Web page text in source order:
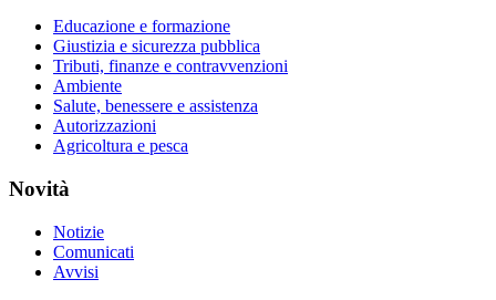
Educazione e formazione
Giustizia e sicurezza pubblica
Tributi, finanze e contravvenzioni
Ambiente
Salute, benessere e assistenza
Autorizzazioni
Agricoltura e pesca
Novità
Notizie
Comunicati
Avvisi